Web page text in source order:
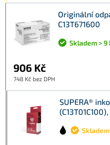
Originální
C13T671600
Skladem > 9
906 Kč
748 Kč bez DPH
SUPERA®